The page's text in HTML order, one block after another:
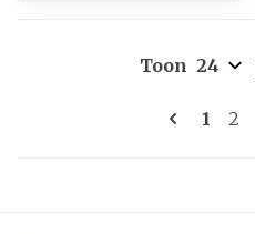
U
1 2
Toon